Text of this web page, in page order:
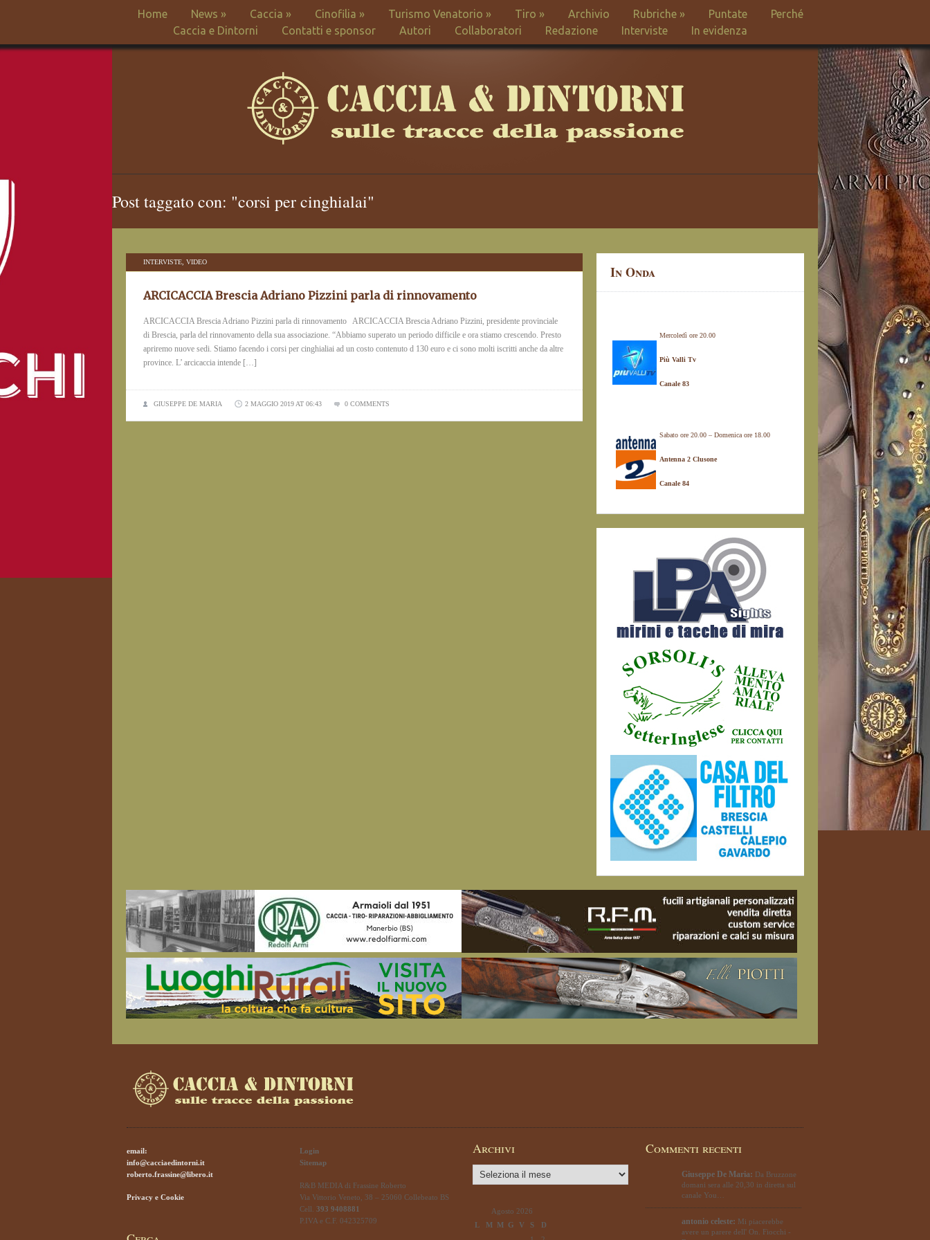
Home News » Caccia » Cinofilia » Turismo Venatorio » Tiro » Archivio Rubriche» Puntate
Perché
Caccia e Dintorni
Contatti e sponsor Autori Collaboratori Redazione Interviste In evidenza
Post taggato con: "corsi per cinghialai"
INTERVISTE VIDEO
ARCICACCIA Brescia Adriano Pizzini parla di rinnovamento
ARCICACCIA Brescia Adriano Pizzini parla di rinnovamento ARCICACCIA Brescia Adriano Pizzini, presidente provinciale
di Brescia, parla del rinnovamento della sua associazione. “Abbiamo superato un periodo difficile e ora stiamo crescendo. Presto
apriremo nuove sedi. Stiamo facendo i corsi per cinghialiai ad un costo contenuto d 130 euro e ci sono molti iscritti anche da altre
province. L’ arcicaccia intende […]
GIUSEPPE DE MARIA 2 MAGGIO 2019 AT 06:43 0 COMMENTS
In Onda
Mercoledì ore 20.00
Più Valli Tv
Canale 83
Sabato ore 20.00 – Domenica ore 18.00
Antenna 2 Clusone
Canale 84
email:
info@cacciaedintorni.it
roberto.frassine@libero.it
Privacy e Cookie
Login
Sitemap
R&B MEDIA di Frassine Roberto
Via Vittorio Veneto, 38 – 25060 Collebeato BS
Cell. 393 9408881
P.IVA e C.F. 042325709
Archivi
Archivi
Agosto 2026
L
M M G V S
D
Commenti recenti
Giuseppe De Maria: Da Bruzzone
domani sera alle 20,30 in diretta sul
canale You…
antonio celeste: Mi piacerebbe
avere un parere dell' On. Fiocchi -